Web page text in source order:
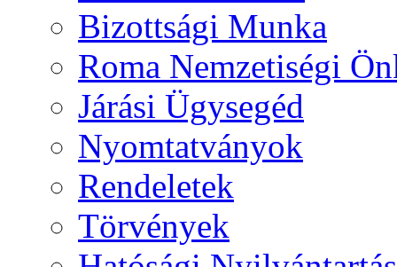
Bizottsági Munka
Roma Nemzetiségi
Járási Ügysegéd
Nyomtatványok
Rendeletek
Törvények